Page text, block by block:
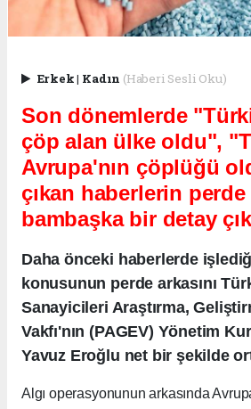
Erkek| Kadın (Haberi Sesli Oku)
Son dönemlerde
çöp alan ülke oldu",
Avrupa'nın çöplüğü
çıkan haberlerin perde
bambaşka bir detay
Daha önceki haberlerde
konusunun perde arkasını
Sanayicileri Araştırma,
Vakfı'nın (PAGEV) Yönetim
Yavuz Eroğlu net bir şekilde
Algı operasyonunun arkasında